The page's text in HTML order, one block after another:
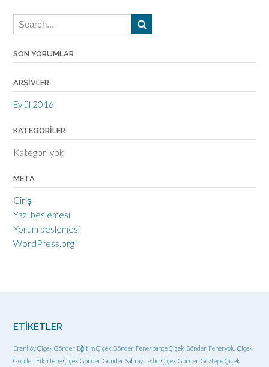
SON YORUMLAR
ARŞIVLER
Eylül 2016
KATEGORILER
Kategori yok
META
Giriş
Yazı beslemesi
Yorum beslemesi
WordPress.org
ETIKETLER
Erenköy Çiçek Gönder Eğitim Çiçek Gönder Fenerbahçe Çiçek Gönder Feneryolu Çiçek
Gönder Fikirtepe Çiçek Gönder Gönder Sahrayicedid Çiçek Gönder Göztepe Çiçek